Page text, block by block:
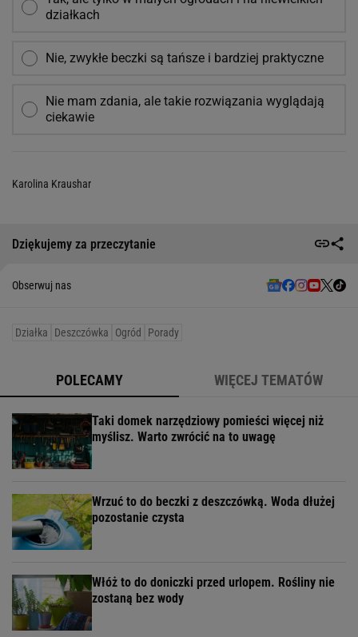
działkach
Nie, zwykłe beczki są tańsze i bardziej praktyczne
Nie mam zdania, ale takie rozwiązania wyglądają
ciekawie
Karolina Kraushar
Dziękujemy za przeczytanie
Obserwuj nas
Działka Deszczówka Ogród Porady
POLECAMY WIĘCEJ TEMATÓW
Taki domek narzędziowy pomieści więcej niż
myślisz. Warto zwrócić na to uwagę
Wrzuć to do beczki z deszczówką. Woda dłużej
pozostanie czysta
Włóż to do doniczki przed urlopem. Rośliny nie
zostaną bez wody